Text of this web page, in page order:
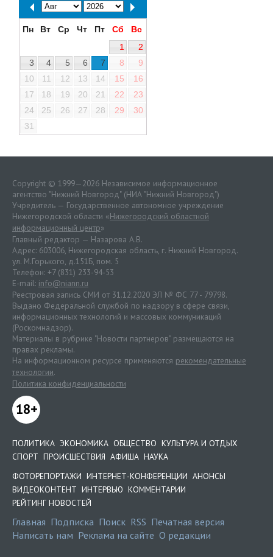
Пн Вт Ср Чт Пт Сб
Вс
1
2
3
4 5 6 7 8
9
10
11 12 13 14 15
16
17
18 19 20 21 22
23
24
25 26 27 28 29
30
31
Copyright © 1999—2026 Независимое информационное
агентство "Нижний Новгород" (НИА "Нижний Новгород")
Учредитель — Государственное автономное учреждение
Нижегородской области «Нижегородский областной
информационный центр»
Главный редактор — Назарова А.В.
Адрес: 603006, Нижегородская область, г. Нижний Новгород.
ул. М.Горького, д.151Б, пом. 5
Телефон: +7 (831) 233-94-53
E-mail: info@niann.ru
Реестровая запись СМИ от 31.12.2020 ЭЛ № ФС 77 - 79798.
Выдано Федеральной службой по надзору в сфере связи,
информационных технологий и массовых коммуникаций
(Роскомнадзор).
Материалы в рубрике "Новости партнеров" размещаются на
правах рекламы.
На информационном ресурсе применяются рекомендательные
технологии.
Политика конфиденциальности
18+
ПОЛИТИКА ЭКОНОМИКА ОБЩЕСТВО КУЛЬТУРА И ОТДЫХ
СПОРТ ПРОИСШЕСТВИЯ АФИША НАУКА
ФОТОРЕПОРТАЖИ ИНТЕРНЕТ-КОНФЕРЕНЦИИ АНОНСЫ
ВИДЕОКОНТЕНТ ИНТЕРВЬЮ КОММЕНТАРИИ
РЕЙТИНГ НОВОСТЕЙ
Главная Подписка Поиск RSS Печатная версия
Написать нам Реклама на сайте О редакции